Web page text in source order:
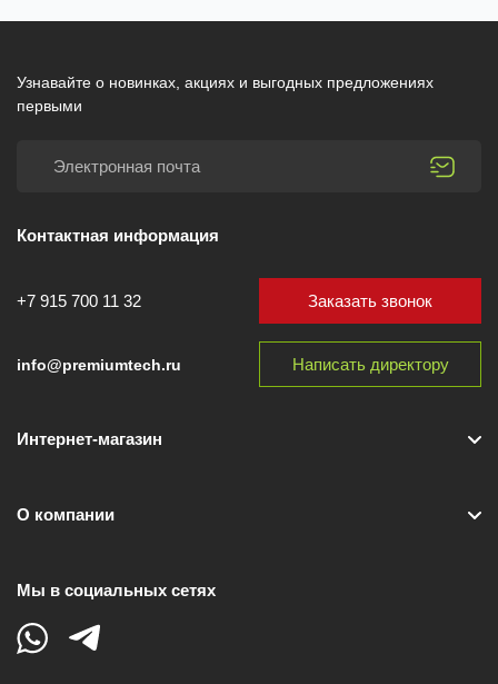
Узнавайте о новинках, акциях и выгодных предложениях
первыми
Контактная информация
+7 915 700 11 32
info@premiumtech.ru
Заказать звонок
Написать директору
Интернет-магазин
О компании
Мы в социальных сетях